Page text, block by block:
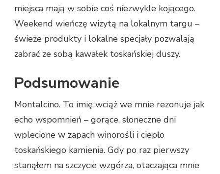
miejsca mają w sobie coś niezwykle kojącego.
Weekend wieńczę wizytą na lokalnym targu –
świeże produkty i lokalne specjały pozwalają
zabrać ze sobą kawałek toskańskiej duszy.
Podsumowanie
Montalcino. To imię wciąż we mnie rezonuje jak
echo wspomnień – gorące, słoneczne dni
wplecione w zapach winorośli i ciepło
toskańskiego kamienia. Gdy po raz pierwszy
stanąłem na szczycie wzgórza, otaczająca mnie